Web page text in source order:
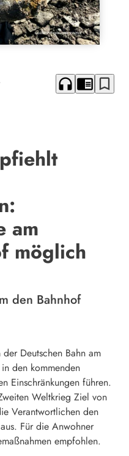
headphones chrome_reader_mode bookmark_border
am
möglich
den Bahnhof
Deutschen Bahn am
den kommenden
Einschränkungen führen.
Weltkrieg Ziel von
Verantwortlichen den
Für die Anwohner
empfohlen.